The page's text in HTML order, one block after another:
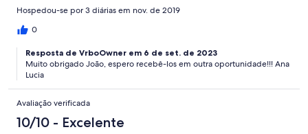
Hospedou-se por 3 diárias em nov. de 2019
0
Resposta de VrboOwner em 6 de set. de 2023
Muito obrigado João, espero recebê-los em outra oportunidade!!! Ana
Lucia
Avaliação verificada
10/10 - Excelente